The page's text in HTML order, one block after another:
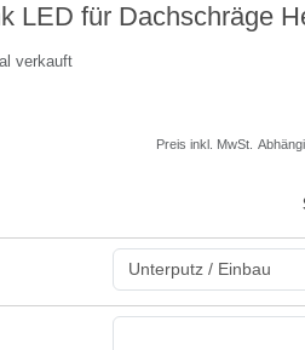
LED für Dachschräge
verkauft
Preis inkl. MwSt.